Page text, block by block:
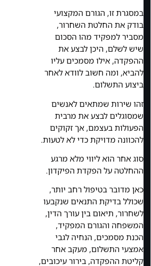
במסגרת זו, הגורם המקצועי
בודק את החלטת השחרור,
מסביר למפקיד מהו הסכום
שיש לשלם, היכן לבצע את
ההפקדה, אילו מסמכים עליו
להביא, ומה חשוב לוודא לאחר
ביצוע התשלום.
זהו שירות שמתאים לאנשים
שמסוגלים לבצע את מרבית
הפעולות בעצמם, אך זקוקים
להכוונה מדויקת כדי לא לטעות.
סוג אחר הוא ליווי מלא מרגע
ההחלטה על הפקדת הפיקדון.
כאן מדובר בטיפול רחב יותר,
שכולל בדיקת התנאים שנקבעו
לשחרור, תיאום בין עורך הדין,
המשפחה והגורם המפקיד,
הכנת מסמכים, הנחיה לגבי
אמצעי התשלום, מעקב אחר
קליטת ההפקדה, בירור עיכובים,